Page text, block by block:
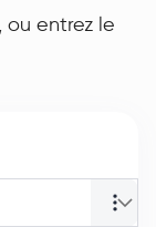
ou entrez le